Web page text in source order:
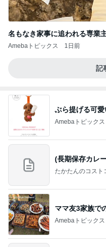
名もなき家事に追われる専業
Amebaトピックス 1日前
記
ぶら提げる可
Amebaトピックス
(長期保存カレ
たかたんのコスト
ママ友3家族で
Amebaトピックス